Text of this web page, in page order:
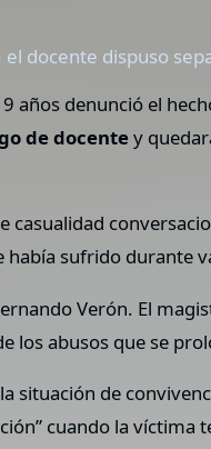
docente dispuso
años denunció el
de docentey
casualidad
había sufrido durante
Verón. El
los abusos que se
situación de
cuando la víctima